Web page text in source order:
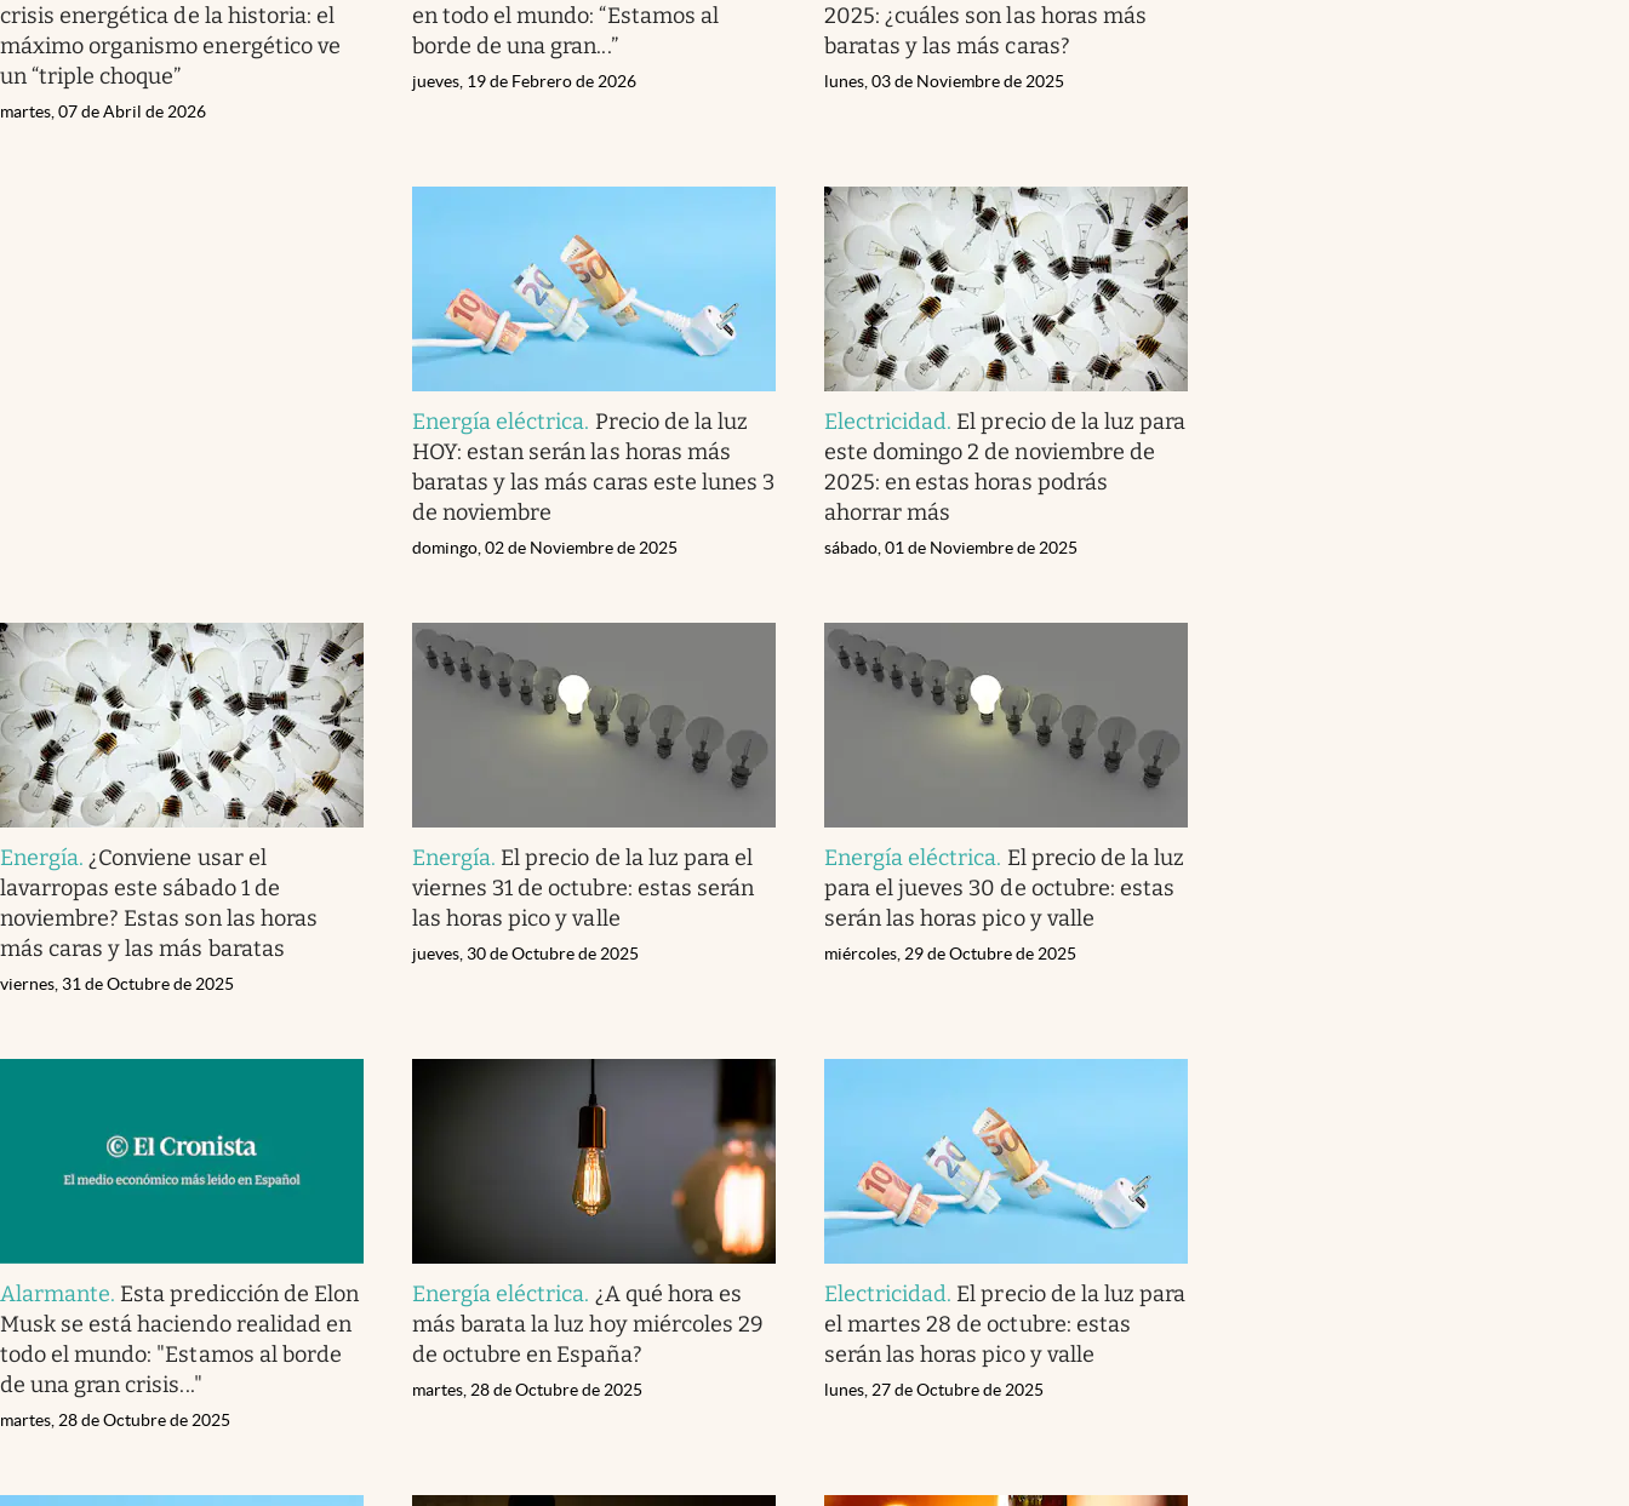
crisis energética de la historia: el
máximo organismo energético ve
un “triple choque”
martes, 07 de Abril de 2026
en todo el mundo: “Estamos al
borde de una gran...”
jueves, 19 de Febrero de 2026
2025: ¿cuáles son las horas más
baratas y las más caras?
lunes, 03 de Noviembre de 2025
Energía eléctrica. Precio de la luz
HOY: estan serán las horas más
baratas y las más caras este lunes 3
de noviembre
domingo, 02 de Noviembre de 2025
Electricidad. El precio de la luz para
este domingo 2 de noviembre de
2025: en estas horas podrás
ahorrar más
sábado, 01 de Noviembre de 2025
Energía. ¿Conviene usar el
lavarropas este sábado 1 de
noviembre? Estas son las horas
más caras y las más baratas
viernes, 31 de Octubre de 2025
Energía. El precio de la luz para el
viernes 31 de octubre: estas serán
las horas pico y valle
jueves, 30 de Octubre de 2025
Energía eléctrica. El precio de la luz
para el jueves 30 de octubre: estas
serán las horas pico y valle
miércoles, 29 de Octubre de 2025
Alarmante. Esta predicción de Elon
Musk se está haciendo realidad en
todo el mundo: "Estamos al borde
de una gran crisis..."
martes, 28 de Octubre de 2025
Energía eléctrica. ¿A qué hora es
más barata la luz hoy miércoles 29
de octubre en España?
martes, 28 de Octubre de 2025
Electricidad. El precio de la luz para
el martes 28 de octubre: estas
serán las horas pico y valle
lunes, 27 de Octubre de 2025